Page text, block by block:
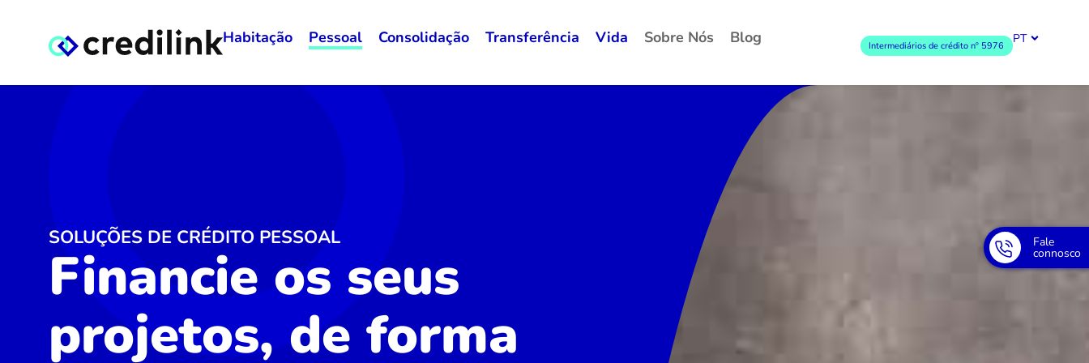
Habitação Pessoal Consolidação Transferência Vida Sobre Nós Blog Intermediários de crédito nº 5976 PT
Fale
connosco
SOLUÇÕES DE CRÉDITO PESSOAL
Financie os seus
projetos, de forma